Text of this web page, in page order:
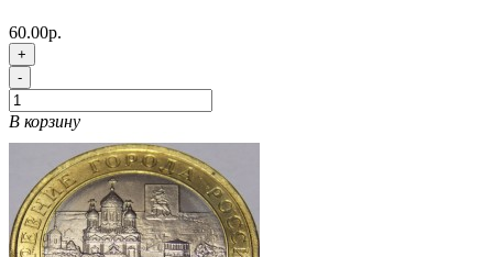
60.00р.
+
-
В корзину